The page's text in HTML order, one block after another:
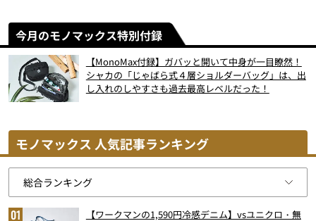
今月のモノマックス特別付録
【MonoMax付録】ガバッと開いて中身が一目瞭然！
シャカの「じゃばら式４層ショルダーバッグ」は、出
し入れのしやすさも過去最高レベルだった！
モノマックス 人気記事ランキング
【ワークマンの1,590円冷感デニム】vsユニクロ・無